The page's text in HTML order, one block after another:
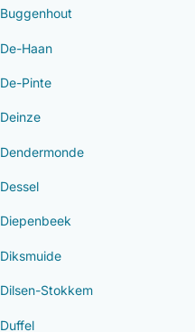
Buggenhout
De-Haan
De-Pinte
Deinze
Dendermonde
Dessel
Diepenbeek
Diksmuide
Dilsen-Stokkem
Duffel